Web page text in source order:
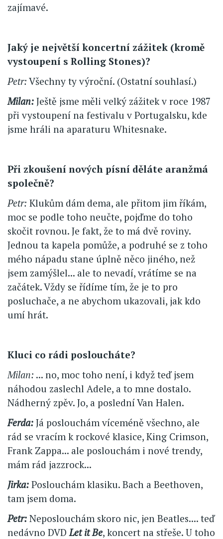
zajímavé.
Jaký je největší koncertní zážitek (kromě
vystoupení s Rolling Stones)?
Petr: Všechny ty výroční. (Ostatní souhlasí.)
Milan: Ještě jsme měli velký zážitek v roce 1987
při vystoupení na festivalu v Portugalsku, kde
jsme hráli na aparaturu Whitesnake.
Při zkoušení nových písní děláte aranžmá
společně?
Petr: Klukům dám dema, ale přitom jim říkám,
moc se podle toho neučte, pojďme do toho
skočit rovnou. Je fakt, že to má dvě roviny.
Jednou ta kapela pomůže, a podruhé se z toho
mého nápadu stane úplně něco jiného, než
jsem zamýšlel... ale to nevadí, vrátíme se na
začátek. Vždy se řídíme tím, že je to pro
posluchače, a ne abychom ukazovali, jak kdo
umí hrát.
Kluci co rádi posloucháte?
Milan: ... no, moc toho není, i když teď jsem
náhodou zaslechl Adele, a to mne dostalo.
Nádherný zpěv. Jo, a poslední Van Halen.
Ferda: Já poslouchám víceméně všechno, ale
rád se vracím k rockové klasice, King Crimson,
Frank Zappa... ale poslouchám i nové trendy,
mám rád jazzrock...
Jirka: Poslouchám klasiku. Bach a Beethoven,
tam jsem doma.
Petr: Neposlouchám skoro nic, jen Beatles.... teď
nedávno DVD Let it Be, koncert na střeše. U toho